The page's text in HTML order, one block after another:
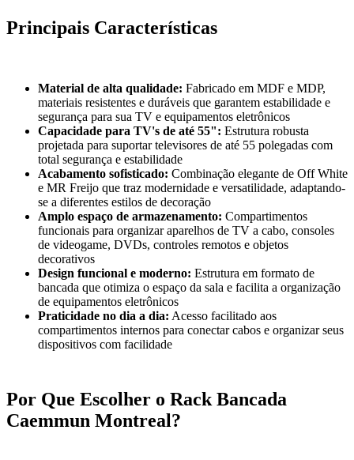
Principais Características
Material de alta qualidade: Fabricado em MDF e MDP,
materiais resistentes e duráveis que garantem estabilidade e
segurança para sua TV e equipamentos eletrônicos
Capacidade para TV's de até 55": Estrutura robusta
projetada para suportar televisores de até 55 polegadas com
total segurança e estabilidade
Acabamento sofisticado: Combinação elegante de Off White
e MR Freijo que traz modernidade e versatilidade, adaptando-
se a diferentes estilos de decoração
Amplo espaço de armazenamento: Compartimentos
funcionais para organizar aparelhos de TV a cabo, consoles
de videogame, DVDs, controles remotos e objetos
decorativos
Design funcional e moderno: Estrutura em formato de
bancada que otimiza o espaço da sala e facilita a organização
de equipamentos eletrônicos
Praticidade no dia a dia: Acesso facilitado aos
compartimentos internos para conectar cabos e organizar seus
dispositivos com facilidade
Por Que Escolher o Rack Bancada
Caemmun Montreal?